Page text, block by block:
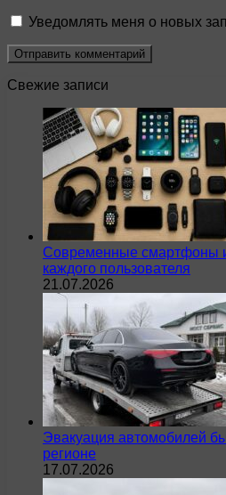
Уведомлять меня о новых
Свежие записи
Современные смартфоны
каждого пользователя
21.07.2026
Эвакуация автомобилей
регионе
17.07.2026